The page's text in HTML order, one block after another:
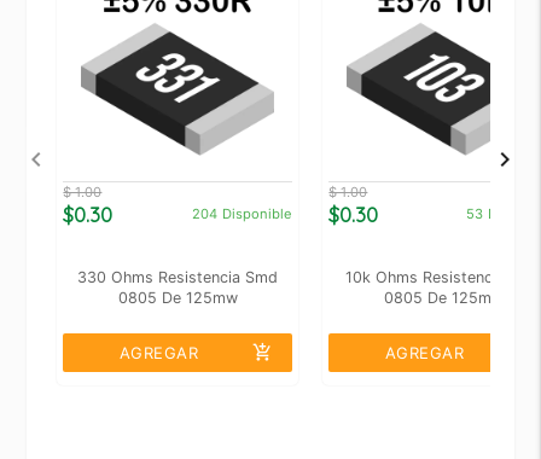
$ 1.00
$0.30 204 Disponible
330 Ohms Resistencia Smd
0805 De 125mw
AGREGAR add_shopping_cart
$ 1.00
$0.30 53
10k Ohms Resistencia Smd
0805 De 125mw
AGREGAR